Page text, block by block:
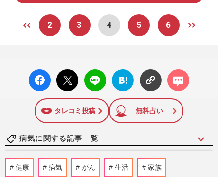
2 3 4 5 6
facebo
ok い
X ポス
ト
LINE
はてな
ブック
に追加
コメン
ト
タレコミ投稿 無料占い
病気に関する記事一覧
《夏も猛暑で発症リスク》夏場の心筋梗
塞・脳梗塞「引き金は脱水」医師が教える
健康 病気 がん 生活 家族